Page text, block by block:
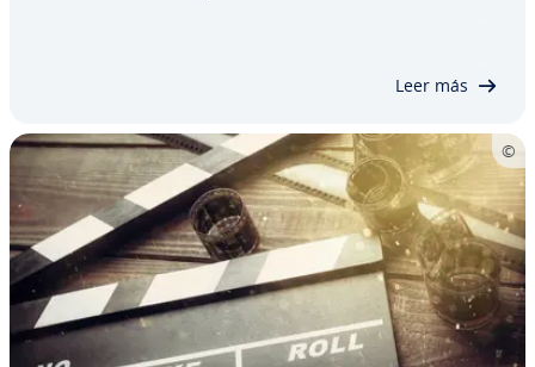
Leer más